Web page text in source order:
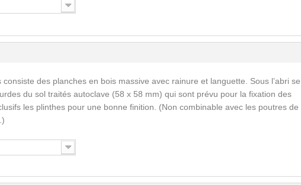
des planches en bois massive avec rainure et languette. Sous l’abri se
du sol traités autoclave (58 x 58 mm) qui sont prévu pour la fixation des
les plinthes pour une bonne finition. (Non combinable avec les poutres de